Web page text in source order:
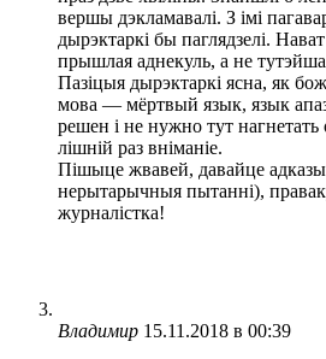
вершы дэкламавалі. З імі
дырэктаркі бы паглядзелі.
прышлая аднекуль, а не
Пазіцыя дырэктаркі ясна, як
мова — мёртвый язык, язык
решен і не нужно тут нагнетать
лішній раз вніманіе.
Пішыце жвавей, давайце адказы
нерытарычныя пытанні),
журналістка!
Владимир 15.11.2018 в 00:39